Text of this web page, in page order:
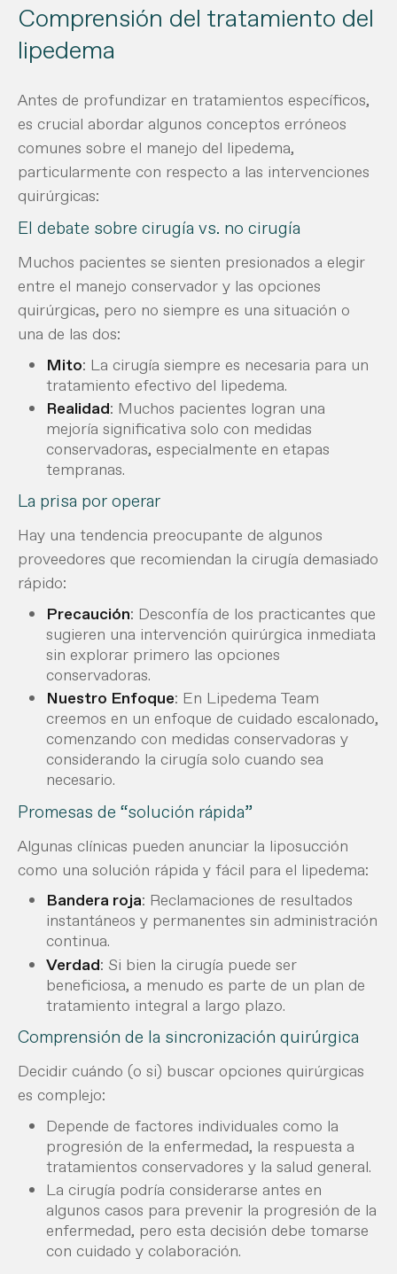
Comprensión del tratamiento del
lipedema
Antes de profundizar en tratamientos específicos,
es crucial abordar algunos conceptos erróneos
comunes sobre el manejo del lipedema,
particularmente con respecto a las intervenciones
quirúrgicas:
El debate sobre cirugía vs. no cirugía
Muchos pacientes se sienten presionados a elegir
entre el manejo conservador y las opciones
quirúrgicas, pero no siempre es una situación o
una de las dos:
Mito: La cirugía siempre es necesaria para un
tratamiento efectivo del lipedema.
Realidad: Muchos pacientes logran una
mejoría significativa solo con medidas
conservadoras, especialmente en etapas
tempranas.
La prisa por operar
Hay una tendencia preocupante de algunos
proveedores que recomiendan la cirugía demasiado
rápido:
Precaución: Desconfía de los practicantes que
sugieren una intervención quirúrgica inmediata
sin explorar primero las opciones
conservadoras.
Nuestro Enfoque: En Lipedema Team
creemos en un enfoque de cuidado escalonado,
comenzando con medidas conservadoras y
considerando la cirugía solo cuando sea
necesario.
Promesas de “solución rápida”
Algunas clínicas pueden anunciar la liposucción
como una solución rápida y fácil para el lipedema:
Bandera roja: Reclamaciones de resultados
instantáneos y permanentes sin administración
continua.
Verdad: Si bien la cirugía puede ser
beneficiosa, a menudo es parte de un plan de
tratamiento integral a largo plazo.
Comprensión de la sincronización quirúrgica
Decidir cuándo (o si) buscar opciones quirúrgicas
es complejo:
Depende de factores individuales como la
progresión de la enfermedad, la respuesta a
tratamientos conservadores y la salud general.
La cirugía podría considerarse antes en
algunos casos para prevenir la progresión de la
enfermedad, pero esta decisión debe tomarse
con cuidado y colaboración.